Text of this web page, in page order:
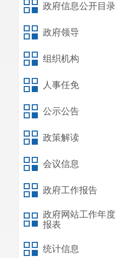
政府信息公开目录
政府领导
组织机构
人事任免
公示公告
政策解读
会议信息
政府工作报告
政府网站工作年度
报表
统计信息